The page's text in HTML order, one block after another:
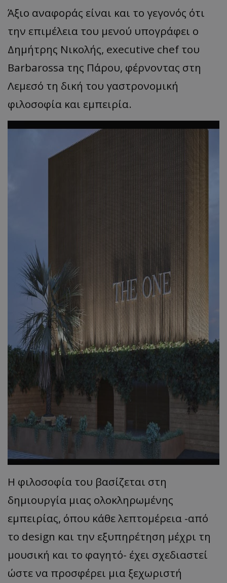
Άξιο αναφοράς είναι και το γεγονός ότι
την επιμέλεια του μενού υπογράφει ο
Δημήτρης Νικολής, executive chef του
Barbarossa της Πάρου, φέρνοντας στη
Λεμεσό τη δική του γαστρονομική
φιλοσοφία και εμπειρία.
Η φιλοσοφία του βασίζεται στη
δημιουργία μιας ολοκληρωμένης
εμπειρίας, όπου κάθε λεπτομέρεια -από
το design και την εξυπηρέτηση μέχρι τη
μουσική και το φαγητό- έχει σχεδιαστεί
ώστε να προσφέρει μια ξεχωριστή